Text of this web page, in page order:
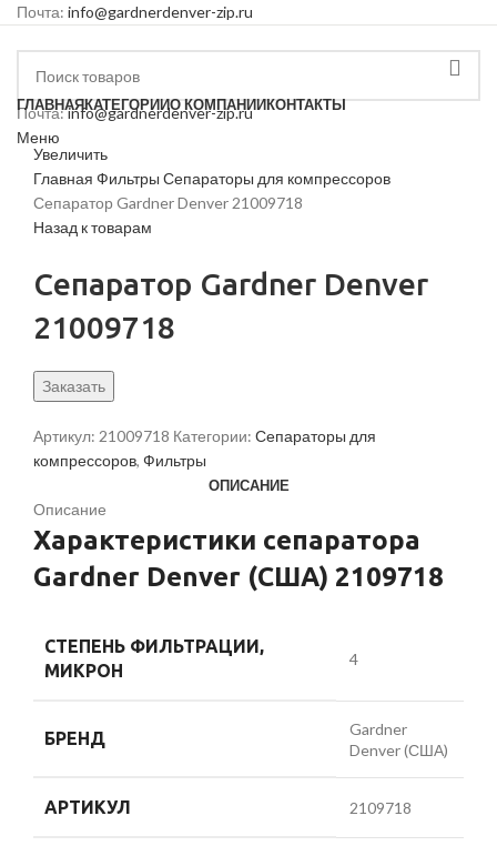
Почта: info@gardnerdenver-zip.ru
Почта:info@gardnerdenver-zip.ru
Меню
ГЛАВНАЯКАТЕГОРИИО КОМПАНИИКОНТАКТЫ
Увеличить
Главная Фильтры Сепараторы для компрессоров
Сепаратор Gardner Denver 21009718
Назад к товарам
Сепаратор Gardner Denver
21009718
Заказать
Артикул: 21009718 Категории: Сепараторы для
компрессоров, Фильтры
ОПИСАНИЕ
Описание
Характеристики сепаратора
Gardner Denver (США) 2109718
СТЕПЕНЬ ФИЛЬТРАЦИИ,
МИКРОН
4
БРЕНД
Gardner
Denver (США)
АРТИКУЛ 2109718